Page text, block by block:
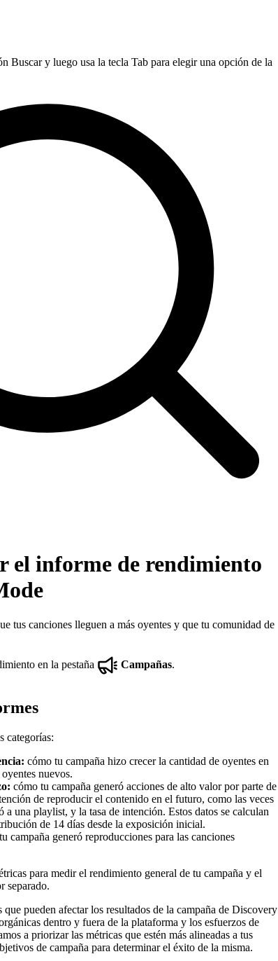
Buscar y luego usa la tecla Tab para elegir una opción de la
el informe de rendimiento
tus canciones lleguen a más oyentes y que tu comunidad de
en la pestaña Campañas.
categorías:
cómo tu campaña hizo crecer la cantidad de oyentes en
nuevos.
cómo tu campaña generó acciones de alto valor por parte de
de reproducir el contenido en el futuro, como las veces
a una playlist, y la tasa de intención. Estos datos se calculan
de 14 días desde la exposición inicial.
campaña generó reproducciones para las canciones
para medir el rendimiento general de tu campaña y el
separado.
que pueden afectar los resultados de la campaña de Discovery
dentro y fuera de la plataforma y los esfuerzos de
a priorizar las métricas que estén más alineadas a tus
de campaña para determinar el éxito de la misma.